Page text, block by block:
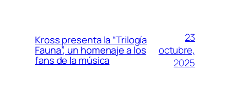
Kross presenta la “Trilogía
Fauna”, un homenaje a los
fans de la música
23
octubre,
2025